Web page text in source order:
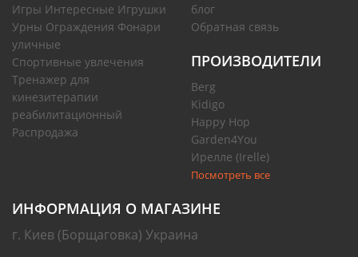
Игры Интересные Игрушки
Урны Ограждения Фонари
уличные
Спортивные увлечения
Тренажер для
кинезитерапии
реабилитационный
Распродажа
блог
Обратная связь
ПРОИЗВОДИТЕЛИ
Berg
Kidigo
Happy Hop
Garden4You
Ирелле (Irelle)
Посмотреть все
ИНФОРМАЦИЯ О МАГАЗИНЕ
г. Киев (Борщаговка) Украина